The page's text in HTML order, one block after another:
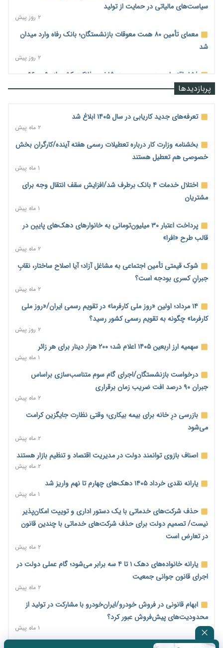
سیاست‌های مالیاتی در حمایت از تولید
۲ روز پیش
معمای تأمین ۸۰ همت معوقات بازنشستگان؛ بانک رفاه وارد میدان
شد
۲ روز پیش
فشار اقتصادی در مسیر صعود؛ شاخص فلاکت کشور از ۹۰ به ۹۶
درصد رسید
رشد ۷۵ هزار میلیاردی بازار خرید اعتباری؛ فین‌تک‌ها وارد میدان
احتمال اختلال ۲۴ ساعته در سامانه‌های تأمین اجتماعی
۲ روز پیش
آغاز اجرای پایلوت «ردا کارت» برای دانشجویان تحصیلات تکمیلی
محدودیت تازه برای شبکه بانکی؛ افزایش سپرده قانونی با هدف
کنترل تورم
ترمز تولید خودرو کشیده شد؛ افت ۲۵ درصدی تیراژ ایران‌خودرو،
سایپا و پارس‌خودرو
نماینده مجلس: توسعه مرزهای زمینی به راهبرد تأمین کالاهای
خانه کارگر قزوین: شکاف دستمزد و هزینه معیشت هر روز عمیق‌تر
می‌شود
رئیس سازمان امور مالیاتی: بلاگرهای پردرآمد مشمول پرداخت
مالیات هستند
پیش‌بینی افزایش تولید برنج؛ نیاز وارداتی کشور به ۵۰۰ هزار تن
کاهش می‌یابد
۲ روز پیش
اختیارات جدید گمرکات برای تمدید ورود موقت کالا و خودرو تا
پایان شهریور ابلاغ شد
۲ روز پیش
فهرست کالاهای فولادی و فلزات مشمول بازگشت ۱۰۰ درصد ارز
صادراتی ابلاغ شد
۲ روز پیش
مرحله سیزدهم کالابرگ در سایه تورم؛ قدرت خرید یارانه یک‌میلیونی
بیش از پیش آب رفت
۲ روز پیش
۱۴ مرداد؛ اولین «روز ملی کارفرما» در تقویم رسمی ایران/«روز ملی
پربازدیدها
تعرفه‌های جدید کاریابی در سال ۱۴۰۵ ابلاغ شد
۲ ماه پیش
بخشنامه وزارت کار درباره تعطیلات رسمی هفته آینده/کارگران بخش
خصوصی هم تعطیل هستند
۱ ماه پیش
اختلال خدمات ۴ بانک برطرف شد/افزایش سقف انتقال وجه برای
مشتریان
۱ ماه پیش
پرداخت اعتبار ۳۰ میلیون‌تومانی به خانوارهای دهک‌های پایین در
قالب طرح «افرا»
۲ ماه پیش
شوک قیمتی تأمین اجتماعی به مشاغل آزاد؛ آیا اصلاح ساختار، نقابِ
جبرانِ کسری بودجه است؟
۲ ماه پیش
۱۴ مرداد؛ اولین «روز ملی کارفرما» در تقویم رسمی ایران/«روز ملی
کارفرما» چگونه به تقویم رسمی کشور رسید؟
۲ روز پیش
سهمیه ارز اربعین ۱۴۰۵ اعلام شد؛ ۲۰۰ هزار دینار برای هر زائر
۱ ماه پیش
درخواست بازنشستگان/اجرای گام سوم متناسب‌سازی براساس
جبران ۹۰ درصد افت ضریب زمان برقراری
۲ ماه پیش
بازرسی درِ خانه برای بیمه بیکاری؛ وقتی نظارت جایگزین کرامت
می‌شود
۲ ماه پیش
اصناف بازوی توانمند دولت در مدیریت اقتصاد و تنظیم بازار هستند
۲ ماه پیش
یارانه نقدی خرداد ۱۴۰۵ دهک‌های چهارم تا نهم واریز شد
۱ ماه پیش
حذف شرکت‌های خدماتی با یک دستور اداری و توییت امکان‌پذیر
نیست/ تصمیم دولت برای حذف شرکت‌های خدماتی با چندین قانون
در تعارض است
۲ ماه پیش
یارانه خانواده‌های دهک ۱ تا ۴ سه برابر می‌شود؛ گام عملی دولت در
اجرای قانون جوانی جمعیت
۲ ماه پیش
ابهام قانونی در فروش خودرو/ایران‌خودرو با مشارکت در تولید از
محدودیت‌های پیش‌فروش عبور کرد؟
۱ ماه پیش
سه نماد جدید اخزا در فرابورس پذیرش شد